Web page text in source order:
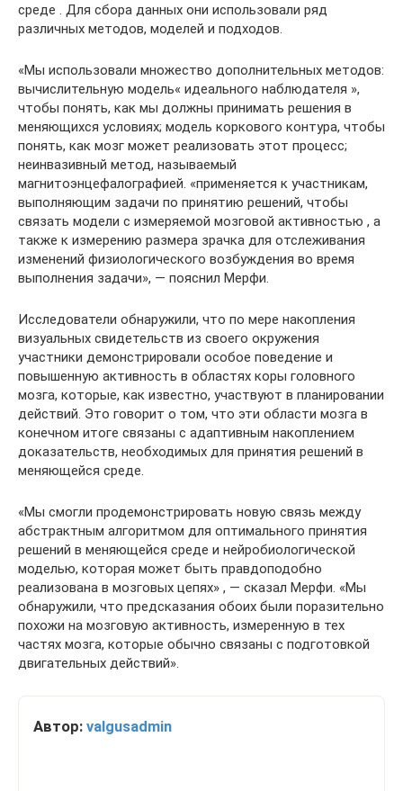
среде . Для сбора данных они использовали ряд
различных методов, моделей и подходов.
«Мы использовали множество дополнительных методов:
вычислительную модель« идеального наблюдателя »,
чтобы понять, как мы должны принимать решения в
меняющихся условиях; модель коркового контура, чтобы
понять, как мозг может реализовать этот процесс;
неинвазивный метод, называемый
магнитоэнцефалографией. «применяется к участникам,
выполняющим задачи по принятию решений, чтобы
связать модели с измеряемой мозговой активностью , а
также к измерению размера зрачка для отслеживания
изменений физиологического возбуждения во время
выполнения задачи», — пояснил Мерфи.
Исследователи обнаружили, что по мере накопления
визуальных свидетельств из своего окружения
участники демонстрировали особое поведение и
повышенную активность в областях коры головного
мозга, которые, как известно, участвуют в планировании
действий. Это говорит о том, что эти области мозга в
конечном итоге связаны с адаптивным накоплением
доказательств, необходимых для принятия решений в
меняющейся среде.
«Мы смогли продемонстрировать новую связь между
абстрактным алгоритмом для оптимального принятия
решений в меняющейся среде и нейробиологической
моделью, которая может быть правдоподобно
реализована в мозговых цепях» , — сказал Мерфи. «Мы
обнаружили, что предсказания обоих были поразительно
похожи на мозговую активность, измеренную в тех
частях мозга, которые обычно связаны с подготовкой
двигательных действий».
Автор: valgusadmin